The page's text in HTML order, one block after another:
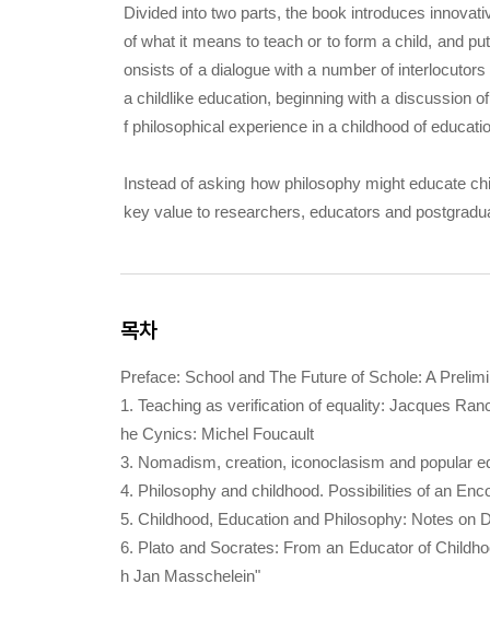
Divided into two parts, the book introduces
of what it means to teach or to form a child, and
onsists of a dialogue with a number of
a childlike education, beginning with a discussion
f philosophical experience in a childhood of
Instead of asking how philosophy might educate
key value to researchers, educators and
목차
Preface: School and The Future of Schole: A
1. Teaching as verification of equality: Jacques
he Cynics: Michel Foucault
3. Nomadism, creation, iconoclasism and popular
4. Philosophy and childhood. Possibilities of an
5. Childhood, Education and Philosophy: Notes on
6. Plato and Socrates: From an Educator of
h Jan Masschelein"